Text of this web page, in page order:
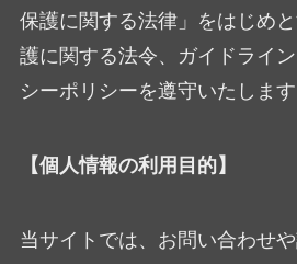
保護に関する法律」をはじめ
護に関する法令、ガイドライ
シーポリシーを遵守いたします
【個人情報の利用目的】
当サイトでは、お問い合わせ